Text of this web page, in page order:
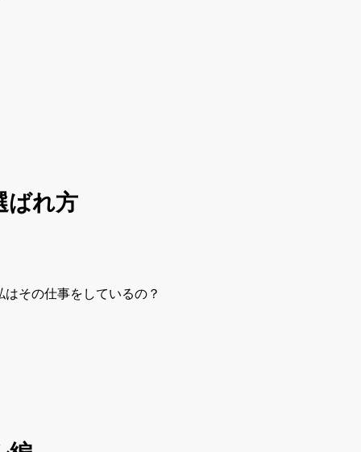
ばれ方
その仕事をしているの？